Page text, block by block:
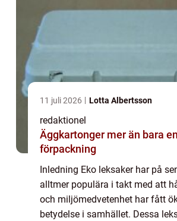
11 juli 2026 Lotta Albertsson
redaktionel
Äggkartonger mer än bara en
förpackning
Inledning Eko leksaker har på
alltmer populära i takt med att
och miljömedvetenhet har fått
betydelse i samhället. Dessa